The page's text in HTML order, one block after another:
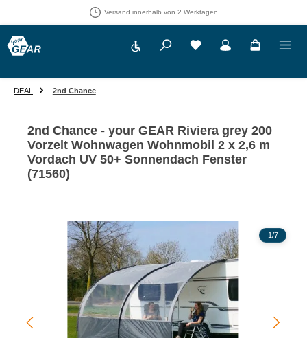
Versand innerhalb von 2 Werktagen
Werkzeugleiste anzeigenDu hast 0 Produkte auf
DEAL 2nd Chance
2nd Chance - your GEAR Riviera grey 200
Vorzelt Wohnwagen Wohnmobil 2 x 2,6 m
Vordach UV 50+ Sonnendach Fenster
(71560)
Bildergalerie überspringen
1/7